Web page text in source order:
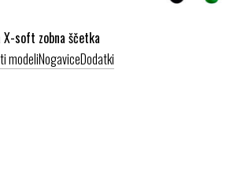
X-soft zobna ščetka
modeliNogaviceDodatki